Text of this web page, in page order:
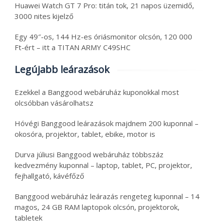
Huawei Watch GT 7 Pro: titán tok, 21 napos üzemidő,
3000 nites kijelző
Egy 49″-os, 144 Hz-es óriásmonitor olcsón, 120 000
Ft-ért – itt a TITAN ARMY C49SHC
Legújabb leárazások
Ezekkel a Banggood webáruház kuponokkal most
olcsóbban vásárolhatsz
Hóvégi Banggood leárazások majdnem 200 kuponnal –
okosóra, projektor, tablet, ebike, motor is
Durva júliusi Banggood webáruház többszáz
kedvezmény kuponnal – laptop, tablet, PC, projektor,
fejhallgató, kávéfőző
Banggood webáruház leárazás rengeteg kuponnal – 14
magos, 24 GB RAM laptopok olcsón, projektorok,
tabletek